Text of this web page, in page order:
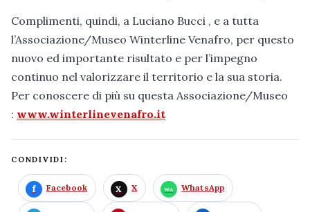
Complimenti, quindi, a Luciano Bucci , e a tutta
l’Associazione/Museo Winterline Venafro, per questo
nuovo ed importante risultato e per l’impegno
continuo nel valorizzare il territorio e la sua storia.
Per conoscere di più su questa Associazione/Museo
: www.winterlinevenafro.it
CONDIVIDI:
Facebook X WhatsApp